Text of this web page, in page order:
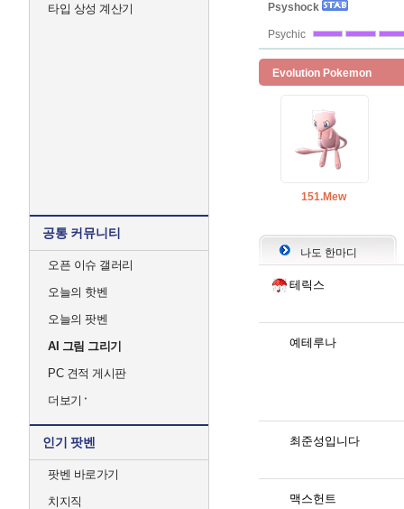
타입 상성 계산기
공통 커뮤니티
오픈 이슈 갤러리
오늘의 핫벤
오늘의 팟벤
AI 그림 그리기
PC 견적 게시판
더보기
인기 팟벤
팟벤 바로가기
치지직
Psyshock
Psychic
Evolution Pokemon
151.Mew
나도 한마디
테릭스
예테루나
최준성입니다
맥스헌트